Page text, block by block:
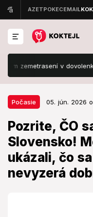
v
Počasie 05. jún. 2026
Pozrite, ČO
Slovensko!
ukázali, čo
nevyzerá
Počasie 05. jún.
Pozrite, ČO
deje: Toto
Počasie ako na